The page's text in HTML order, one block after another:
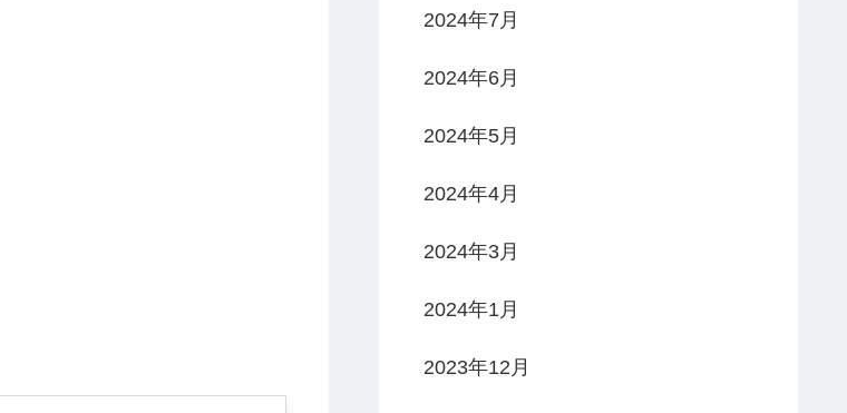
2024年7月
2024年6月
2024年5月
2024年4月
2024年3月
2024年1月
2023年12月